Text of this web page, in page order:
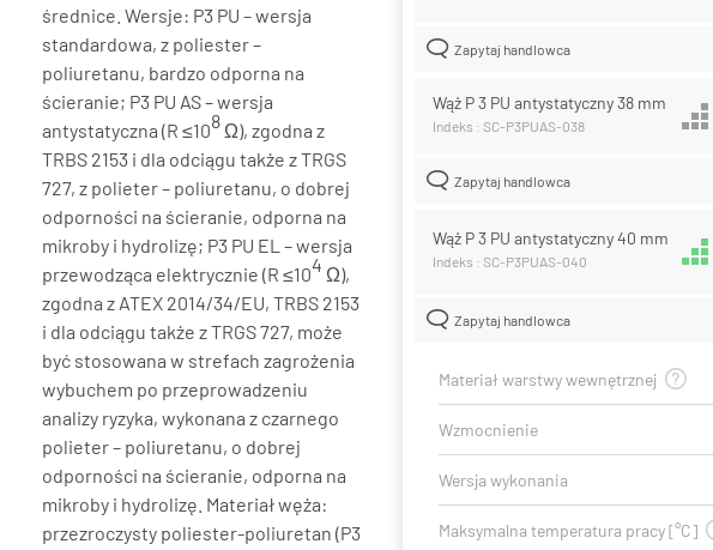
średnice. Wersje: P3 PU – wersja
standardowa, z poliester –
poliuretanu, bardzo odporna na
ścieranie; P3 PU AS – wersja
antystatyczna (R ≤108 Ω), zgodna z
TRBS 2153 i dla odciągu także z TRGS
727, z polieter – poliuretanu, o dobrej
odporności na ścieranie, odporna na
mikroby i hydrolizę; P3 PU EL – wersja
przewodząca elektrycznie (R ≤104 Ω),
zgodna z ATEX 2014/34/EU, TRBS 2153
i dla odciągu także z TRGS 727, może
być stosowana w strefach zagrożenia
wybuchem po przeprowadzeniu
analizy ryzyka, wykonana z czarnego
polieter – poliuretanu, o dobrej
odporności na ścieranie, odporna na
mikroby i hydrolizę. Materiał węża:
przezroczysty poliester-poliuretan (P3
Zapytaj handlowca
Wąż P 3 PU antystatyczny 38 mm
Indeks : SC-P3PUAS-038
Zapytaj handlowca
Wąż P 3 PU antystatyczny 40 mm
Indeks : SC-P3PUAS-040
Zapytaj handlowca
Materiał warstwy wewnętrznej
Wzmocnienie
Wersja wykonania
Maksymalna temperatura pracy [°C]